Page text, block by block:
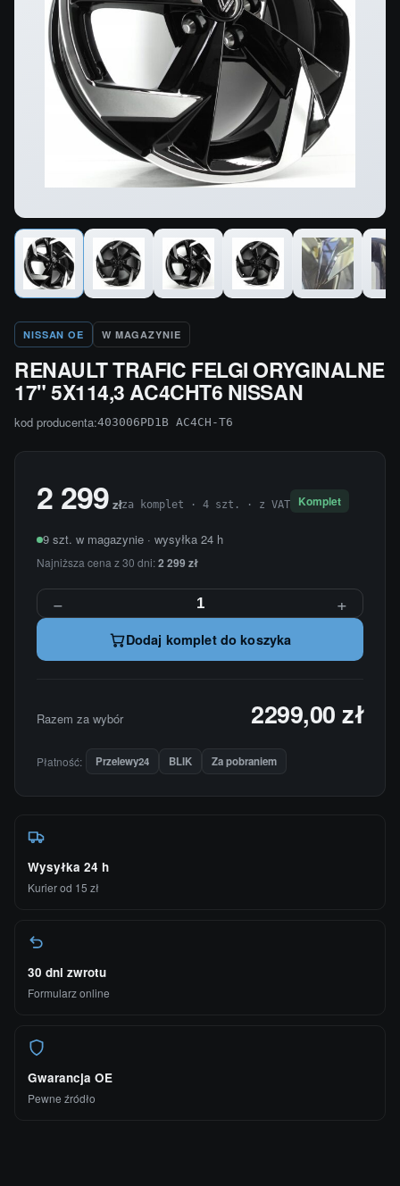
NISSAN OE W MAGAZYNIE
RENAULT TRAFIC FELGI ORYGINALNE
17" 5X114,3 AC4CHT6 NISSAN
kod producenta:403006PD1B AC4CH-T6
2 299 złza komplet · 4 szt. · z VAT Komplet
9 szt. w magazynie · wysyłka 24 h
Najniższa cena z 30 dni:2 299 zł
− +
Dodaj komplet do koszyka
Razem za wybór 2299,00 zł
Płatność: Przelewy24 BLIK Za pobraniem
Wysyłka 24 h
Kurier od 15 zł
30 dni zwrotu
Formularz online
Gwarancja OE
Pewne źródło